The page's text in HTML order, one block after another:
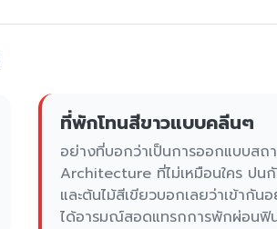
ที่พักโทนสีขาวแบบคลีนๆ
อย่างที่บอกว่าเป็นการออกแบบสถ
Architecture ที่ไม่เหมือนใคร ปน
และต้นไม้สีเขียวบอกเลยว่าเข้ากันอ
ได้อารมณ์สอดแทรกการพักผ่อนฟิ